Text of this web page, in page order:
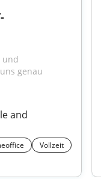
und
genau
and
Vollzeit